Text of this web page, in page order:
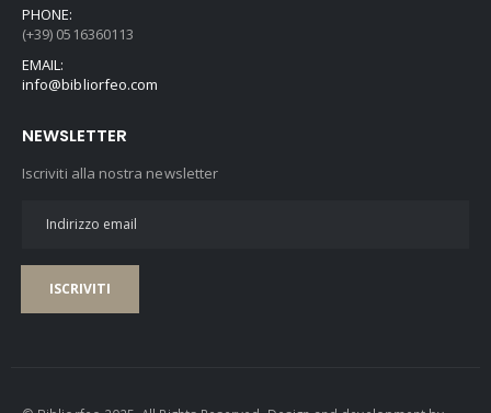
PHONE:
(+39) 0516360113
EMAIL:
info@bibliorfeo.com
NEWSLETTER
Iscriviti alla nostra newsletter
ISCRIVITI